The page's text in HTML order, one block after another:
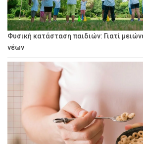
Φυσική κατάσταση παιδιών: Γιατί
νέων